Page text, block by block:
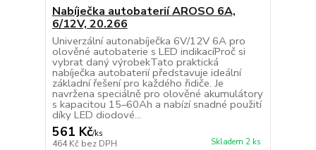
Nabíječka autobaterií AROSO 6A,
6/12V, 20.266
Univerzální autonabíječka 6V/12V 6A pro
olověné autobaterie s LED indikacíProč si
vybrat daný výrobekTato praktická
nabíječka autobaterií představuje ideální
základní řešení pro každého řidiče. Je
navržena speciálně pro olověné akumulátory
s kapacitou 15–60Ah a nabízí snadné použití
díky LED diodové...
561 Kč/ks
464 Kč bez DPH Skladem 2 ks